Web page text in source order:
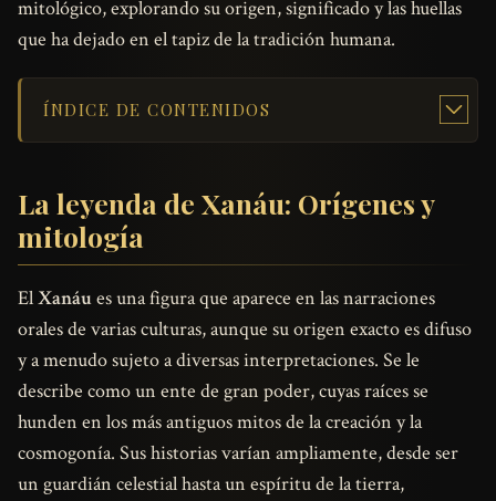
mitológico, explorando su origen, significado y las huellas
que ha dejado en el tapiz de la tradición humana.
ÍNDICE DE CONTENIDOS
La leyenda de Xanáu: Orígenes y
mitología
ElXanáues una figura que aparece en las narraciones
orales de varias culturas, aunque su origen exacto es difuso
y a menudo sujeto a diversas interpretaciones. Se le
describe como un ente de gran poder, cuyas raíces se
hunden en los más antiguos mitos de la creación y la
cosmogonía. Sus historias varían ampliamente, desde ser
un guardián celestial hasta un espíritu de la tierra,